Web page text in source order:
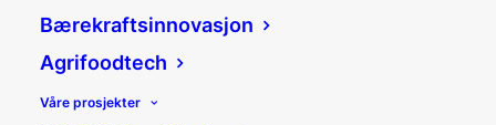
Bærekraftsinnovasjon
Agrifoodtech
Våre prosjekter
Tid:
Kl. 16.00-18.30